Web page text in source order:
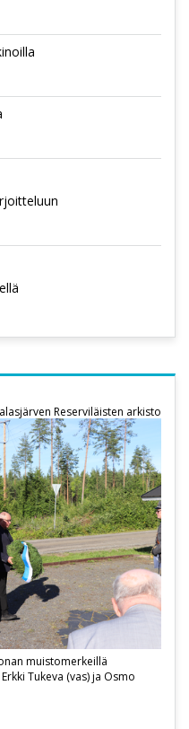
muistomerkeillä
Tukeva (vas) ja Osmo
Reserviläisten arkisto